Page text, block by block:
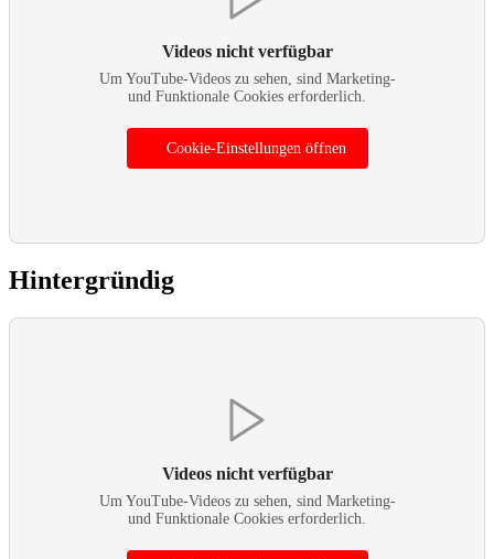
Videos nicht verfügbar
Um YouTube-Videos zu sehen, sind Marketing-
und Funktionale Cookies erforderlich.
Cookie-Einstellungen öffnen
Hintergründig
Videos nicht verfügbar
Um YouTube-Videos zu sehen, sind Marketing-
und Funktionale Cookies erforderlich.